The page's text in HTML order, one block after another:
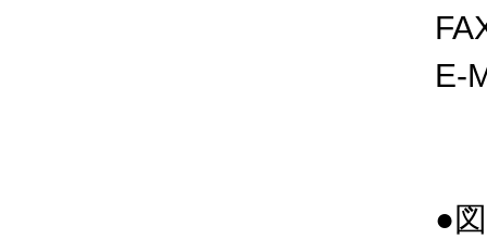
E-
●